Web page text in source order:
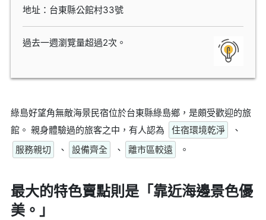
地址：台東縣公館村33號
過去一週瀏覽量超過2次。
綠島好望角無敵海景民宿位於台東縣綠島鄉，是頗受歡迎的旅
館。 親身體驗過的旅客之中，有人認為
住宿環境乾淨
、
服務親切
、 設備齊全 、 離市區較遠 。
最大的特色賣點則是「靠近海邊景色優
美。」